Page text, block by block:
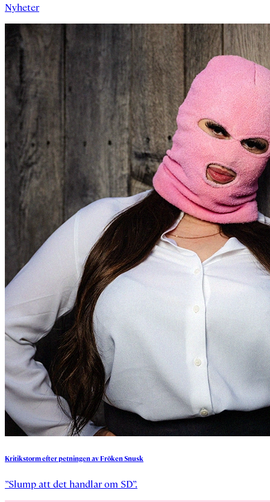
Nyheter
KritikstormefterpetningenavFrökenSnusk
”Slump att det handlar om SD”.